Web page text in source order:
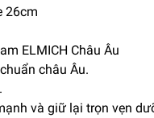
26cm
ELMICH Châu Âu
châu Âu.
và giữ lại trọn vẹn